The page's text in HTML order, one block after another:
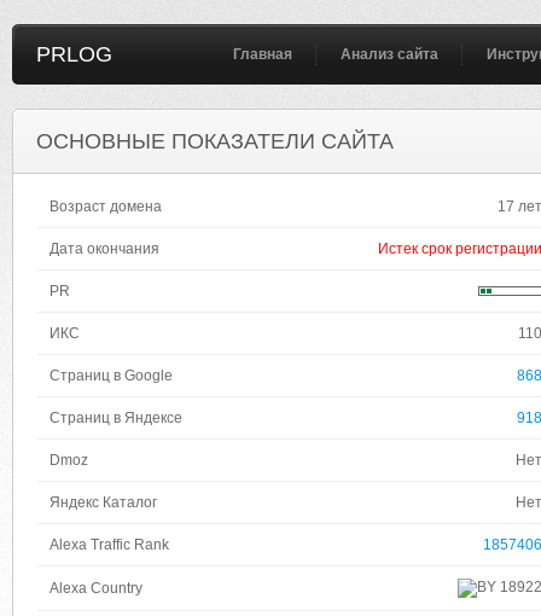
PRLOG Главная Анализ сайта
ОСНОВНЫЕ ПОКАЗАТЕЛИ САЙТА
Возраст домена 17 лет
Дата окончания Истек срок регистрации
PR
ИКС 110
Страниц в Google 868
Страниц в Яндексе 918
Dmoz Нет
Яндекс Каталог Нет
Alexa Traffic Rank 1857406
Alexa Country 18922